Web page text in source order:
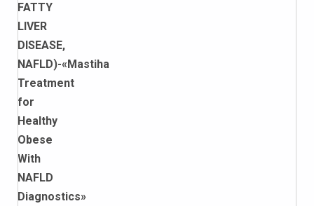
FATTY
LIVER
DISEASE,
NAFLD)-«Mastiha
Treatment
for
Healthy
Obese
With
NAFLD
Diagnostics»